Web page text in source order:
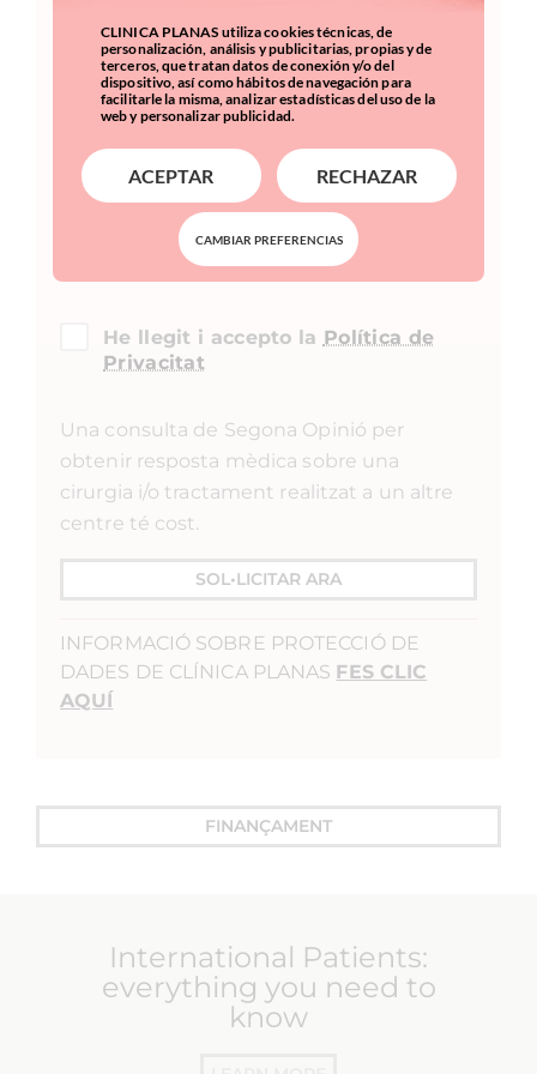
Accepto rebre informació
comercial, fins i tot per correu
electrònic.
He llegit i accepto la Política de
Privacitat
Una consulta de Segona Opinió per
obtenir resposta mèdica sobre una
cirurgia i/o tractament realitzat a un altre
centre té cost.
SOL•LICITAR ARA
INFORMACIÓ SOBRE PROTECCIÓ DE
DADES DE CLÍNICA PLANAS FES CLIC
AQUÍ
FINANÇAMENT
International Patients:
everything you need to
know
CLINICA PLANAS utiliza cookies técnicas, de
personalización, análisis y publicitarias, propias y de
terceros, que tratan datos de conexión y/o del
dispositivo, así como hábitos de navegación para
facilitarle la misma, analizar estadísticas del uso de la
web y personalizar publicidad.
ACEPTAR RECHAZAR
CAMBIAR PREFERENCIAS